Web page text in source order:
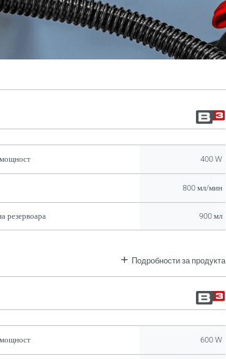
400 W
800 мл/мин
резервоара 900 мл
Подробности за продукта
600 W